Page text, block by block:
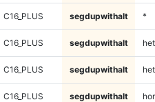
C16_PLUS segdupwithalt *
C16_PLUS segdupwithalt het
C16_PLUS segdupwithalt
C16_PLUS segdupwithalt